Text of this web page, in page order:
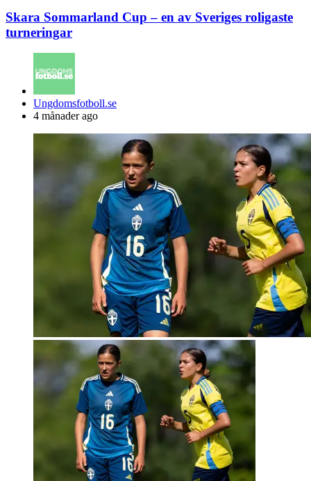
Skara Sommarland Cup – en av Sveriges roligaste
turneringar
Posted
by
Ungdomsfotboll.se
4 månader ago